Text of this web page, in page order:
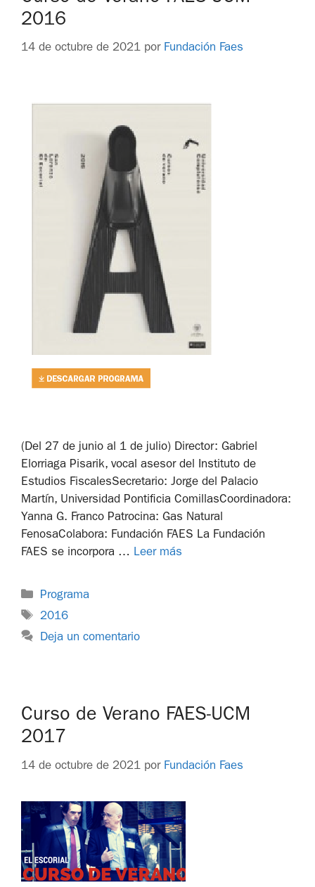
2016
14 de octubre de 2021 por Fundación Faes
(Del 27 de junio al 1 de julio) Director: Gabriel
Elorriaga Pisarik, vocal asesor del Instituto de
Estudios FiscalesSecretario: Jorge del Palacio
Martín, Universidad Pontificia ComillasCoordinadora:
Yanna G. Franco Patrocina: Gas Natural
FenosaColabora: Fundación FAES La Fundación
FAES se incorpora … Leer más
Programa
2016
Deja un comentario
Curso de Verano FAES-UCM
2017
14 de octubre de 2021 por Fundación Faes